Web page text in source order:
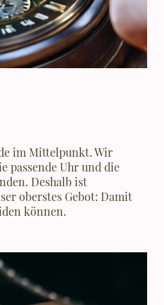
im Mittelpunkt. Wir
passende Uhr und die
Deshalb ist
oberstes Gebot: Damit
können.